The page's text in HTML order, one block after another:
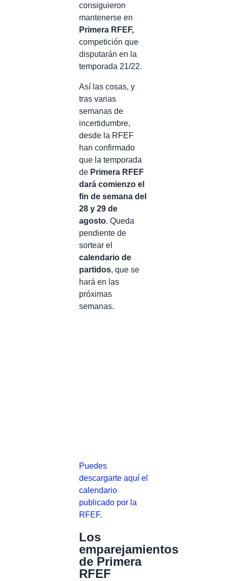
consiguieron
mantenerse en
Primera RFEF,
competición que
disputarán en la
temporada 21/22.
Así las cosas, y
tras varias
semanas de
incertidumbre,
desde la RFEF
han confirmado
que la temporada
de Primera RFEF
dará comienzo el
fin de semana del
28 y 29 de
agosto. Queda
pendiente de
sortear el
calendario de
partidos, que se
hará en las
próximas
semanas.
Puedes
descargarte aquí el
calendario
publicado por la
RFEF.
Los
emparejamientos
de Primera
RFEF